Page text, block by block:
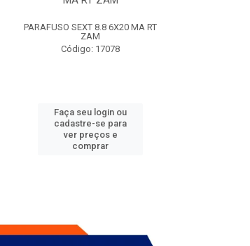
PARAFUSO SEXT 8.8 6X20 MA RT
ZAM
Código: 17078
Faça seu login ou
cadastre-se para
ver preços e
comprar